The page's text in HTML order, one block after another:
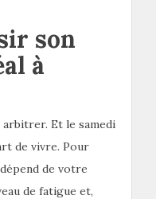
son
à
arbitrer. Et le samedi
de vivre. Pour
de votre
de fatigue et,